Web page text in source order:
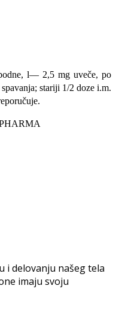
l— 2,5 mg uveče, po
stariji 1/2 doze i.m.
i delovanju našeg tela
imaju svoju